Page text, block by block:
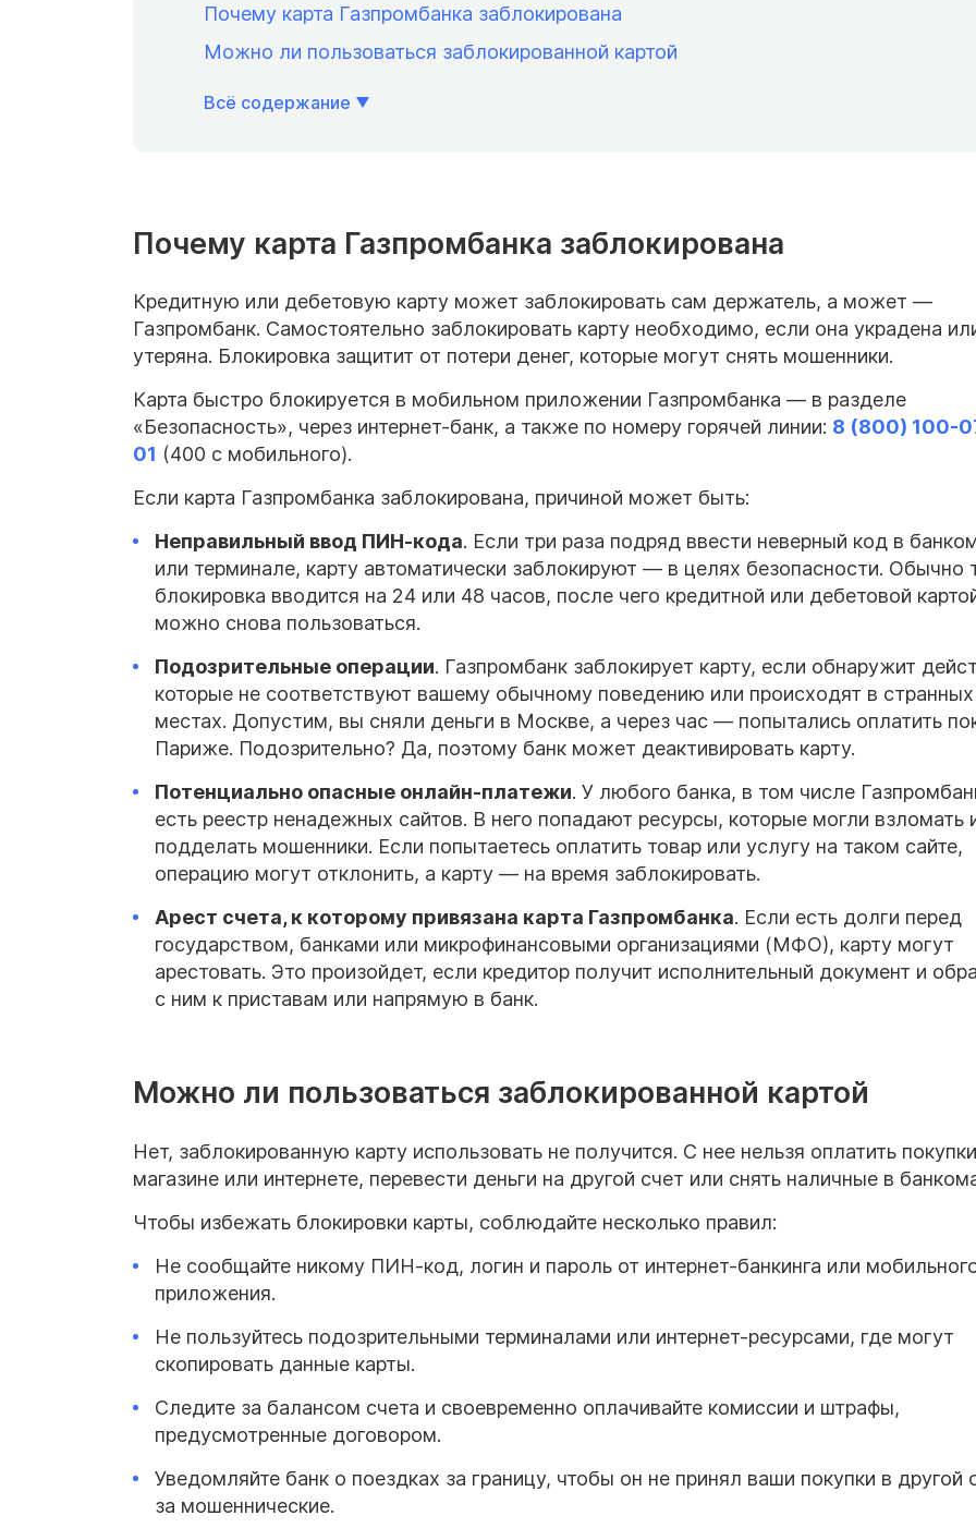
Почему карта Газпромбанка заблокирована
Можно ли пользоваться заблокированной картой
Всё содержание
Почему карта Газпромбанка заблокирована
Кредитную или дебетовую карту может заблокировать сам держатель, а может —
Газпромбанк. Самостоятельно заблокировать карту необходимо, если она украдена
утеряна. Блокировка защитит от потери денег, которые могут снять мошенники.
Карта быстро блокируется в мобильном приложении Газпромбанка — в разделе
«Безопасность», через интернет-банк, а также по номеру горячей линии: 8 (800) 100-
01 (400 с мобильного).
Если карта Газпромбанка заблокирована, причиной может быть:
Неправильный ввод ПИН-кода. Если три раза подряд ввести неверный код в
или терминале, карту автоматически заблокируют — в целях безопасности. Обычно
блокировка вводится на 24 или 48 часов, после чего кредитной или дебетовой
можно снова пользоваться.
Подозрительные операции. Газпромбанк заблокирует карту, если обнаружит
которые не соответствуют вашему обычному поведению или происходят в странных
местах. Допустим, вы сняли деньги в Москве, а через час — попытались оплатить
Париже. Подозрительно? Да, поэтому банк может деактивировать карту.
Потенциально опасные онлайн-платежи. У любого банка, в том числе
есть реестр ненадежных сайтов. В него попадают ресурсы, которые могли взломать
подделать мошенники. Если попытаетесь оплатить товар или услугу на таком сайте,
операцию могут отклонить, а карту — на время заблокировать.
Арест счета, к которому привязана карта Газпромбанка. Если есть долги перед
государством, банками или микрофинансовыми организациями (МФО), карту могут
арестовать. Это произойдет, если кредитор получит исполнительный документ и
с ним к приставам или напрямую в банк.
Можно ли пользоваться заблокированной картой
Нет, заблокированную карту использовать не получится. С нее нельзя оплатить
магазине или интернете, перевести деньги на другой счет или снять наличные в
Чтобы избежать блокировки карты, соблюдайте несколько правил:
Не сообщайте никому ПИН-код, логин и пароль от интернет-банкинга или
приложения.
Не пользуйтесь подозрительными терминалами или интернет-ресурсами, где могут
скопировать данные карты.
Следите за балансом счета и своевременно оплачивайте комиссии и штрафы,
предусмотренные договором.
Уведомляйте банк о поездках за границу, чтобы он не принял ваши покупки в другой
за мошеннические.